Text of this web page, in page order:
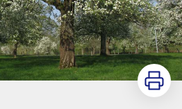
Imprimer